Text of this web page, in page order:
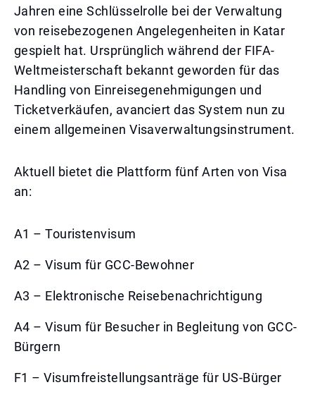
Jahren eine Schlüsselrolle bei der Verwaltung
von reisebezogenen Angelegenheiten in Katar
gespielt hat. Ursprünglich während der FIFA-
Weltmeisterschaft bekannt geworden für das
Handling von Einreisegenehmigungen und
Ticketverkäufen, avanciert das System nun zu
einem allgemeinen Visaverwaltungsinstrument.
Aktuell bietet die Plattform fünf Arten von Visa
an:
A1 – Touristenvisum
A2 – Visum für GCC-Bewohner
A3 – Elektronische Reisebenachrichtigung
A4 – Visum für Besucher in Begleitung von GCC-
Bürgern
F1 – Visumfreistellungsanträge für US-Bürger